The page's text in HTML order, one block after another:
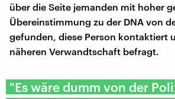
über die Seite jemanden mit hoher
Übereinstimmung zu der DNA von
gefunden, diese Person kontaktiert
näheren Verwandtschaft befragt.
"Es wäre dumm von der